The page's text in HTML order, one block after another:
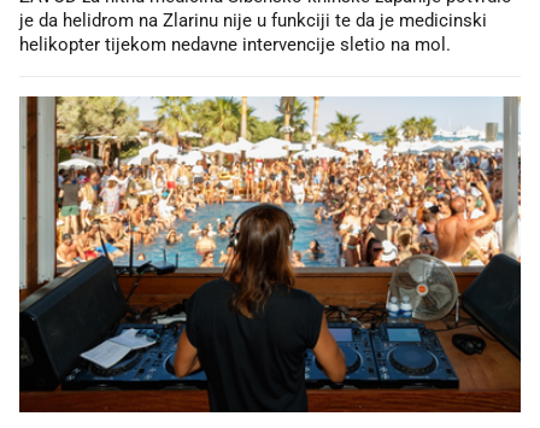
je da helidrom na Zlarinu nije u funkciji te da je medicinski
helikopter tijekom nedavne intervencije sletio na mol.